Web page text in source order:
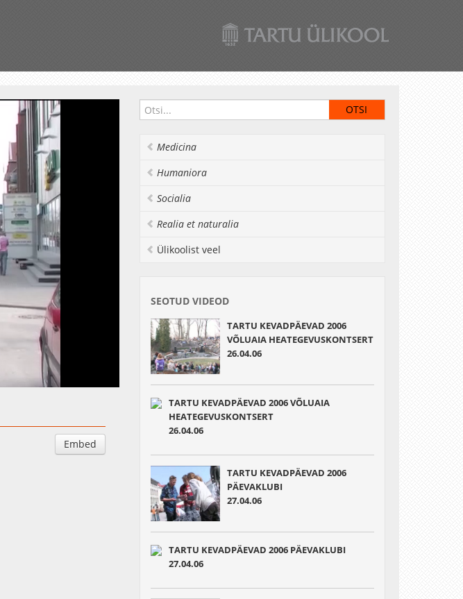
Esituskiirused
Auto
Embed
Medicina
Humaniora
Socialia
Realia et naturalia
Ülikoolist veel
SEOTUD VIDEOD
TARTU KEVADPÄEVAD 2006
VÕLUAIA HEATEGEVUSKONTSERT
26.04.06
TARTU KEVADPÄEVAD 2006 VÕLUAIA
HEATEGEVUSKONTSERT
26.04.06
TARTU KEVADPÄEVAD 2006
PÄEVAKLUBI
27.04.06
TARTU KEVADPÄEVAD 2006 PÄEVAKLUBI
27.04.06